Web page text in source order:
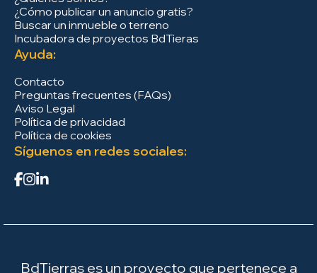
¿Cómo publicar un anuncio gratis?
Buscar un inmueble o terreno
Incubadora de proyectos BdTieras
Ayuda:
Contacto
Preguntas frecuentes (FAQs)
Aviso Legal
Política de privacidad
Política de cookies
Síguenos en redes sociales:
BdTierras es un proyecto que pertenece a